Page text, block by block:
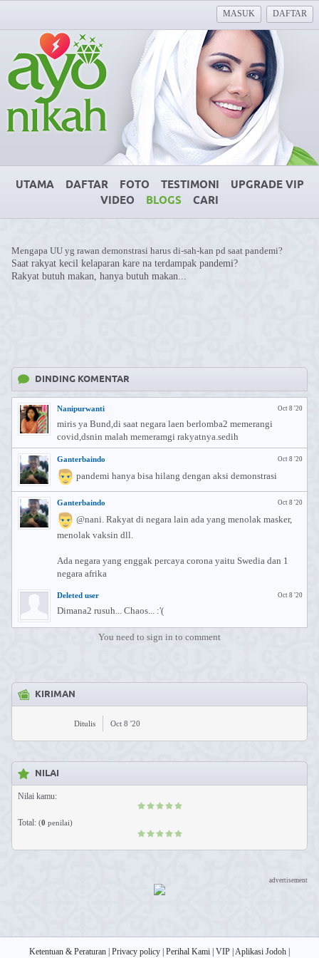
MASUK DAFTAR
UTAMA DAFTAR FOTO TESTIMONI
UPGRADE VIP
VIDEO
BLOGS CARI
Mengapa UU yg rawan demonstrasi harus di-sah-kan pd saat pandemi?
Saat rakyat kecil kelaparan kare na terdampak pandemi?
Rakyat butuh makan, hanya butuh makan...
DINDING KOMENTAR
Oct 8 '20
Nanipurwanti
miris ya Bund,di saat negara laen berlomba2 memerangi
covid,dsnin malah memeramgi rakyatnya.sedih
Oct 8 '20
Ganterbaindo
pandemi hanya bisa hilang dengan aksi demonstrasi
Oct 8 '20
Ganterbaindo
@nani. ⁣Rakyat di negara lain ada yang menolak masker,
menolak vaksin dll.
Ada negara yang enggak percaya corona yaitu Swedia dan 1
negara afrika
Oct 8 '20
Deleted user
Dimana2 rusuh... Chaos... :'(
You need to sign in to comment
KIRIMAN
Ditulis Oct 8 '20
NILAI
Nilai kamu:
Total: (0 penilai)
advertisement
Ketentuan & Peraturan Privacy policy Perihal Kami VIP Aplikasi Jodoh